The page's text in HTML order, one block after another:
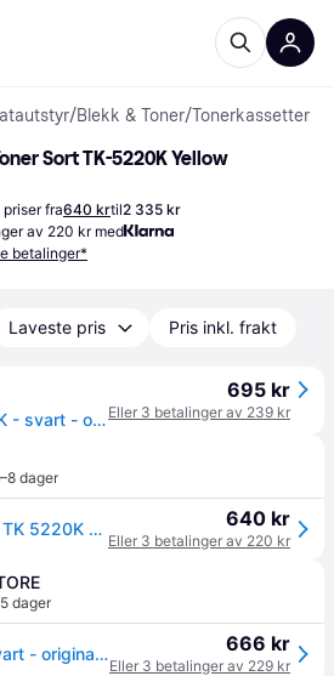
/Blekk & Toner/Tonerkassetter
Sort TK-5220K Yellow
fra640 krtil2 335 kr
av 220 kr med
betalinger*
Laveste pris Pris inkl. frakt
KYOCERA TK 5220K - svart - original - tonerpatron (1T02R90NL1)
695 kr
Eller 3 betalinger av 239 kr
dager
Kyocera 1T02R90NL1 / TK 5220K Black Toner 640 kr
Eller 3 betalinger av 220 kr
dager
Kyocera TK 5220K - Svart - original - tonerpatron - for ECOSYS M5521, P5021 666 kr
Eller 3 betalinger av 229 kr